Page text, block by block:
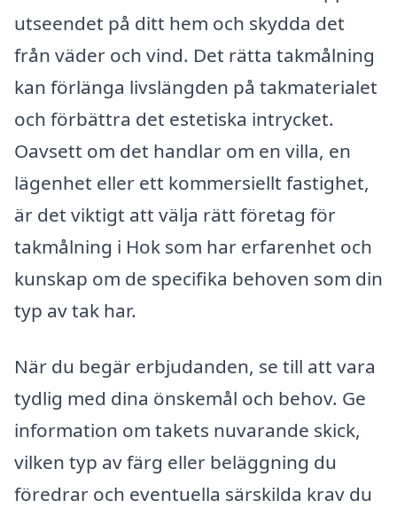
utseendet på ditt hem och skydda det
från väder och vind. Det rätta takmålning
kan förlänga livslängden på takmaterialet
och förbättra det estetiska intrycket.
Oavsett om det handlar om en villa, en
lägenhet eller ett kommersiellt fastighet,
är det viktigt att välja rätt företag för
takmålning i Hok som har erfarenhet och
kunskap om de specifika behoven som din
typ av tak har.
När du begär erbjudanden, se till att vara
tydlig med dina önskemål och behov. Ge
information om takets nuvarande skick,
vilken typ av färg eller beläggning du
föredrar och eventuella särskilda krav du